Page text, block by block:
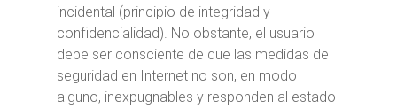
incidental (principio de integridad y
confidencialidad). No obstante, el usuario
debe ser consciente de que las medidas de
seguridad en Internet no son, en modo
alguno, inexpugnables y responden al estado